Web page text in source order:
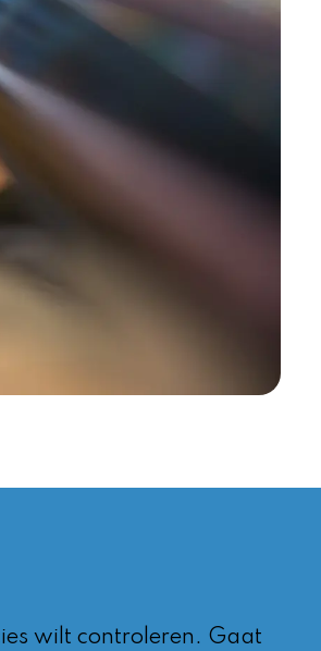
wilt controleren. Gaat